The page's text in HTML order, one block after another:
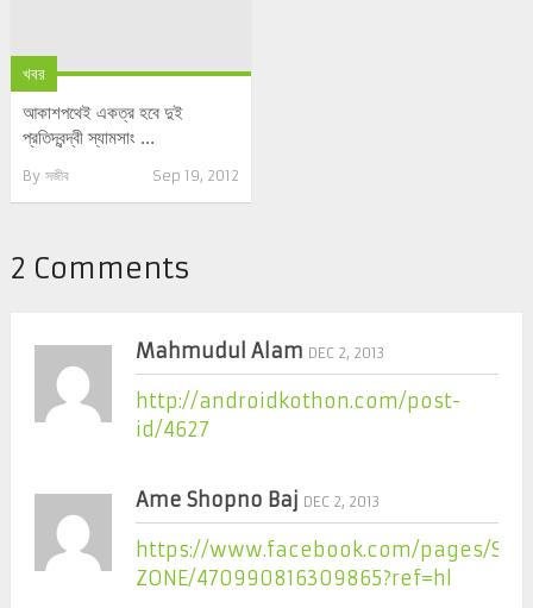
খবর
আকাশপথেই একত্র হবে দুই
প্রতিদ্বন্দ্বী স্যামসাং ...
By সজীব Sep 19, 2012
2 Comments
Mahmudul Alam DEC 2, 2013
http://androidkothon.com/post-
id/4627
Ame Shopno Baj DEC 2, 2013
https://www.facebook.com/pages/
ZONE/470990816309865?ref=hl